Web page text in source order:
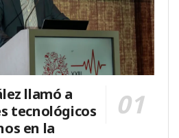
llamó a
tecnológicos
en la